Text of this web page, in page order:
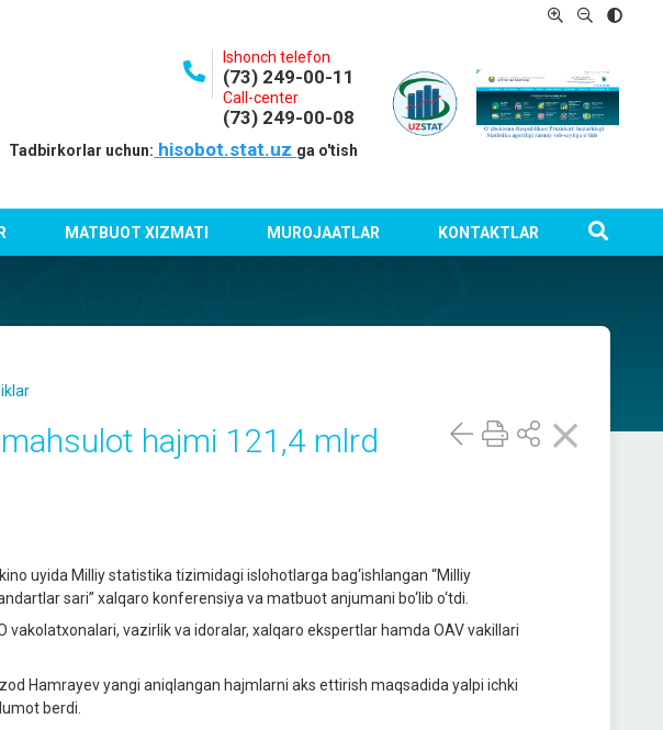
Ishonch telefon
(73) 249-00-11
Call-center
(73) 249-00-08
Tadbirkorlar uchun: hisobot.stat.uz ga o'tish
MATBUOT XIZMATI MUROJAATLAR KONTAKTLAR
hajmi 121,4 mlrd
uyida Milliy statistika tizimidagi islohotlarga bag‘ishlangan “Milliy
sari” xalqaro konferensiya va matbuot anjumani bo‘lib o‘tdi.
vakolatxonalari, vazirlik va idoralar, xalqaro ekspertlar hamda OAV vakillari
Hamrayev yangi aniqlangan hajmlarni aks ettirish maqsadida yalpi ichki
berdi.